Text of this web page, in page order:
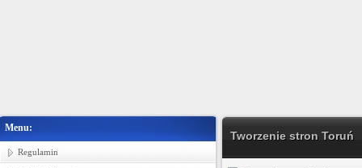
Menu:
Regulamin
Tworzenie stron Toruń